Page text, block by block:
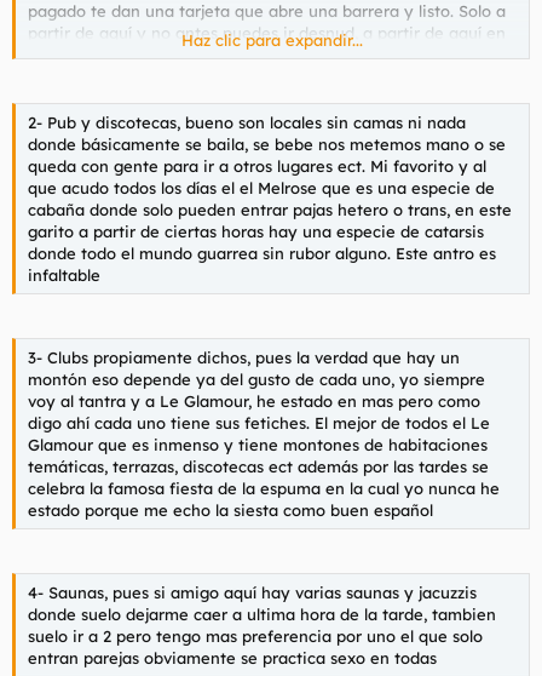
Si puedes explayarte y ya puestos cagar un ladrillo cada día
que pases por allí más mejor.
amazonas peruano te escribiré, a ver si me presentas a su
hermana menor iquiteña y nos hacemos familia, al menos por
un par de días.
pagado te dan una tarjeta que abre una barrera y listo. Solo a
partir de aquí y no antes puedes ir desnud, a partir de aquí en
bolas every day.
en 3 partes la primera es familiar donde hay familias con niños
o abuelos ect.. la segunda parte es la zona gayer logicamnete
esta llena de sarasas y simpatizantes y la ultima es la zona de
parejas que esta algo alejada del pueblo pero accesible
andando, obiamente las 3 zonas son nudistas pero en las do
ultimas pues tiene la particularidad de que se practica el sexo
libre de distintas formas me explico, puedes pajear a la
parienta o ella a ti tranquilamente, follartela o follarte a la
vecina de toalla si es menester, también tu mujer puede ser
formándose grandes orgias.
A me gusta ir sobre las 11 o las 12 y me dedico simplemente a
mirar, una vez me acerque a una orgia y el olor a macho es
insoportable. Casi nadie se baña, el agua es gélida
Los restaurantes, pues en general se come bastante bien y hay
para todos los gustos, es obligatorio en este caso ponerse
pareo en el culo para que la huevada no este en contacto con
las sillas, como soy un poco despistado y me olvido el pareo
pues le pido amablemente al garcon una servilleta, aparte de
Las tiendas, pues hay un poco de todo pero casi todas están
enfocadas al sexo, venden ropa de latex, lencería,poper ect la
ropa es bastante exclusiva y en general cara, yo
personalmente suelo comprar .hay un par de tiendas de
Haz clic para expandir...
2- Pub y discotecas, bueno son locales sin camas ni nada
donde básicamente se baila, se bebe nos metemos mano o se
queda con gente para ir a otros lugares ect. Mi favorito y al
que acudo todos los días el el Melrose que es una especie de
cabaña donde solo pueden entrar pajas hetero o trans, en este
garito a partir de ciertas horas hay una especie de catarsis
donde todo el mundo guarrea sin rubor alguno. Este antro es
infaltable
3- Clubs propiamente dichos, pues la verdad que hay un
montón eso depende ya del gusto de cada uno, yo siempre
voy al tantra y a Le Glamour, he estado en mas pero como
digo ahí cada uno tiene sus fetiches. El mejor de todos el Le
Glamour que es inmenso y tiene montones de habitaciones
temáticas, terrazas, discotecas ect además por las tardes se
celebra la famosa fiesta de la espuma en la cual yo nunca he
estado porque me echo la siesta como buen español
4- Saunas, pues si amigo aquí hay varias saunas y jacuzzis
donde suelo dejarme caer a ultima hora de la tarde, tambien
suelo ir a 2 pero tengo mas preferencia por uno el que solo
entran parejas obviamente se practica sexo en todas